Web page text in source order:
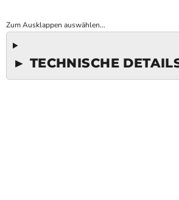
Zum Ausklappen auswählen...
► TECHNISCHE